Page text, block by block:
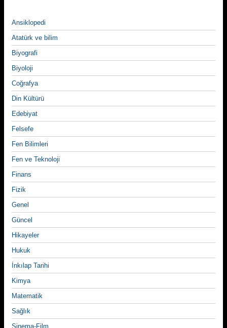
Ansiklopedi
Atatürk ve bilim
Biyografi
Biyoloji
Coğrafya
Din Kültürü
Edebiyat
Felsefe
Fen Bilimleri
Fen ve Teknoloji
Finans
Fizik
Genel
Güncel
Hikayeler
Hukuk
İnkılap Tarihi
Kimya
Matematik
Sağlık
Sinema-Film